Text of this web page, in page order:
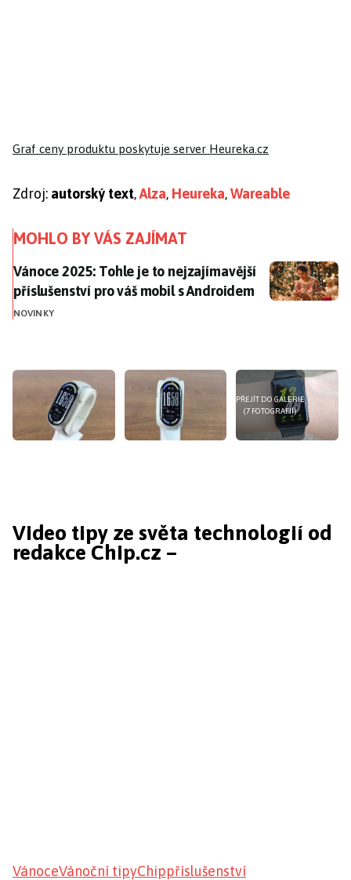
Graf ceny produktu poskytuje server Heureka.cz
Zdroj: autorský text,Alza, Heureka,Wareable
MOHLO BY VÁS ZAJÍMAT
Vánoce 2025: Tohle je to nejzajímavější příslušenství
Vánoce 2025: Tohle je to nejzajímavější
příslušenství pro váš mobil s Androidem
NOVINKY
PŘEJÍT DO GALERIE
(7 FOTOGRAFIÍ)
Video tipy ze světa technologií od
redakce Chip.cz –
VánoceVánoční tipyChippříslušenství